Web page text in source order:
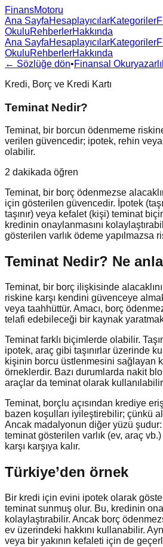
FinansMotoru
Ana SayfaHesaplayıcılarKategoriler
OkuluRehberlerHakkında
Ana SayfaHesaplayıcılarKategoriler
OkuluRehberlerHakkında
← Sözlüğe dön•Finansal
Kredi, Borç ve Kredi Kartı
Teminat Nedir?
Teminat, bir borcun ödenmeme
verilen güvencedir; ipotek, rehin
olabilir.
2 dakikada öğren
Teminat, bir borç ödenmezse
için gösterilen güvencedir. İpotek
taşınır) veya kefalet (kişi) teminat
kredinin onaylanmasını
gösterilen varlık ödeme yapılmazsa
Teminat Nedir? Ne
Teminat, bir borç ilişkisinde
riskine karşı kendini güvenceye
veya taahhüttür. Amacı, borç
telafi edebileceği bir kaynak
Teminat farklı biçimlerde olabilir.
ipotek, araç gibi taşınırlar üzerinde
kişinin borcu üstlenmesini sağlayan
örneklerdir. Bazı durumlarda nakit
araçlar da teminat olarak
Teminat, borçlu açısından krediye
bazen koşulları iyileştirebilir; çünkü
Ancak madalyonun diğer yüzü
teminat gösterilen varlık (ev, araç
karşı karşıya kalır.
Türkiye’den örnek
Bir kredi için evini ipotek olarak
teminat sunmuş olur. Bu, kredinin
kolaylaştırabilir. Ancak borç
ev üzerindeki hakkını kullanabilir.
veya bir yakının kefaleti için de